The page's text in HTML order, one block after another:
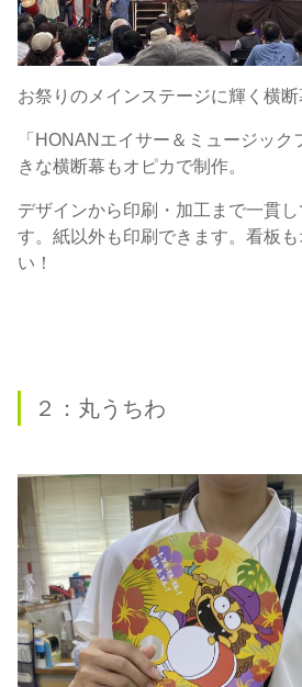
お祭りのメインステージに輝く横断
「HONANエイサー＆ミュージッ
きな横断幕もオピカで制作。
デザインから印刷・加工まで一貫
す。紙以外も印刷できます。看板
い！
２：丸うちわ